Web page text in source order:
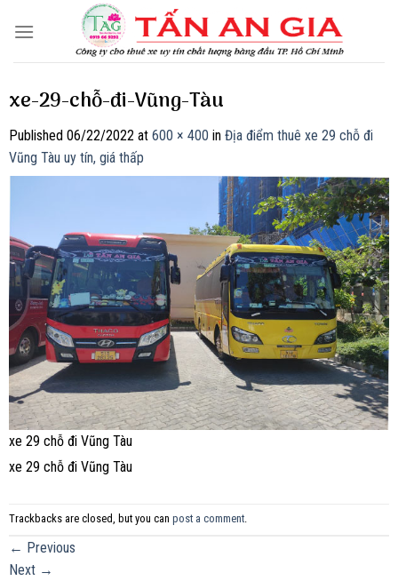
xe-29-chỗ-đi-Vũng-Tàu
Published 06/22/2022 at 600 × 400 in Địa điểm thuê xe 29 chỗ đi
Vũng Tàu uy tín, giá thấp
xe 29 chỗ đi Vũng Tàu
xe 29 chỗ đi Vũng Tàu
Trackbacks are closed, but you can post a comment.
← Previous
Next →